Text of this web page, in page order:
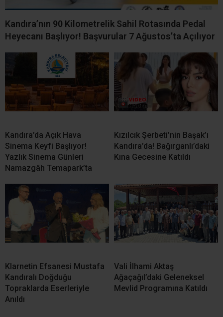
Kandıra’nın 90 Kilometrelik Sahil Rotasında Pedal
Heyecanı Başlıyor! Başvurular 7 Ağustos’ta Açılıyor
Kandıra’da Açık Hava
Sinema Keyfi Başlıyor!
Yazlık Sinema Günleri
Namazgâh Temapark’ta
Kızılcık Şerbeti’nin Başak’ı
Kandıra’da! Bağırganlı’daki
Kına Gecesine Katıldı
Klarnetin Efsanesi Mustafa
Kandıralı Doğduğu
Topraklarda Eserleriyle
Anıldı
Vali İlhami Aktaş
Ağaçağıl’daki Geleneksel
Mevlid Programına Katıldı